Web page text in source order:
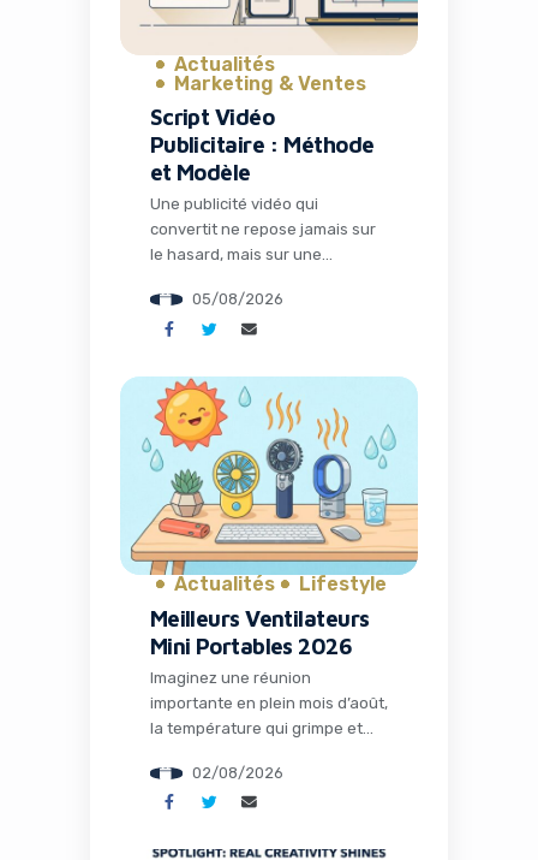
Actualités
Marketing & Ventes
Script Vidéo
Publicitaire : Méthode
et Modèle
Une publicité vidéo qui
convertit ne repose jamais sur
le hasard, mais sur une
transformer vos prospects en
clients, votre message doit
allie psychologie et technique —
accroche, tension, résolution,
action. Vous avez sans doute
déjà ressenti cette frustration :
votre contenu est ignoré après
trois secondes […]
05/08/2026
Actualités Lifestyle
Meilleurs Ventilateurs
Mini Portables 2026
Imaginez une réunion
importante en plein mois d’août,
la température qui grimpe et
plus vite que votre glace. Pour
les entrepreneurs, les
professionnels nomades, la
02/08/2026